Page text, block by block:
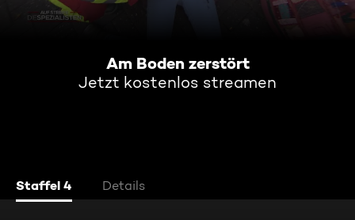
Am Boden zerstört
Jetzt kostenlos streamen
Staffel 4 Details